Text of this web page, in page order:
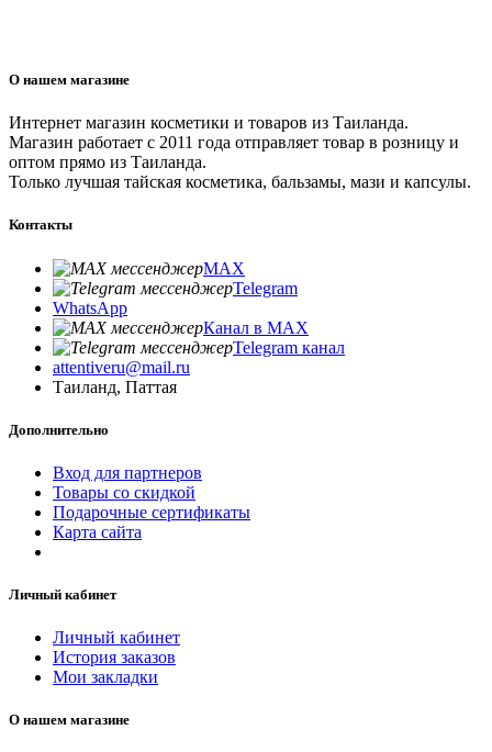
О нашем магазине
Интернет магазин косметики и товаров из Таиланда.
Магазин работает с 2011 года отправляет товар в розницу и
оптом прямо из Таиланда.
Только лучшая тайская косметика, бальзамы, мази и капсулы.
Контакты
MAX
Telegram
WhatsApp
Канал в MAX
Telegram канал
attentiveru@mail.ru
Таиланд, Паттая
Дополнительно
Вход для партнеров
Товары со скидкой
Подарочные сертификаты
Карта сайта
Личный кабинет
Личный кабинет
История заказов
Мои закладки
О нашем магазине